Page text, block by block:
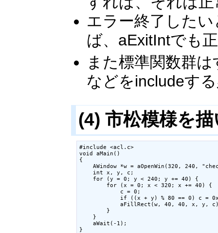
エラー終了した
ば、aExitIntでも
また標準関数群
などをincludeす
(4) 市松模様を
#include <acl.c>
void aMain()
{
AWindow *w = aOpenWin(320, 240,
    int x, y, c;
    for (y = 0; y < 240; y += 40) {
        for (x = 0; x < 320; x += 40) {
            c = 0;
if ((x + y) % 80 == 0) c =
aFillRect(w, 40, 40, x, y,
        }
    }
    aWait(-1);
}